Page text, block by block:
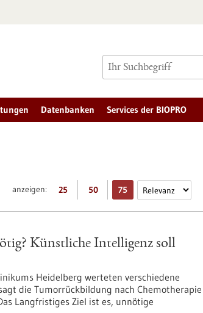
Datenbanken Services der BIOPRO
anzeigen: 25 50 75
Künstliche Intelligenz soll
Heidelberg werteten verschiedene
die Tumorrückbildung nach Chemotherapie
Langfristiges Ziel ist es, unnötige